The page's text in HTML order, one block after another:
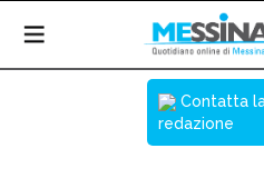
Contatta
redazione